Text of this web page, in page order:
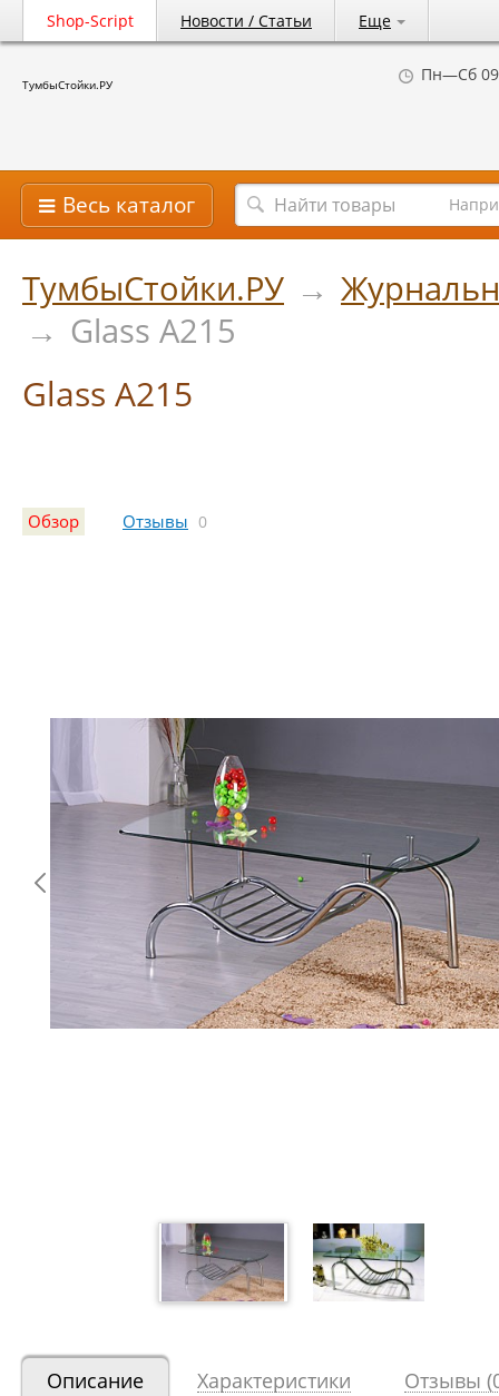
Shop-Script Новости / Статьи Еще
ТумбыСтойки.РУ Пн—Сб
Весь каталог
ТумбыСтойки.РУ →
→ Glass A215
Glass A215
Обзор Отзывы 0
Описание Характеристики Отзывы